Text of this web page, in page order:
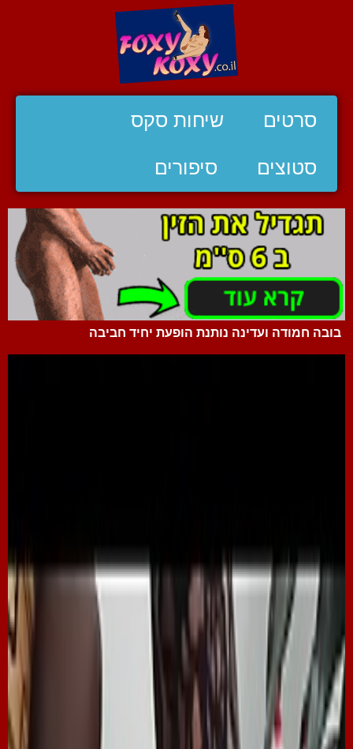
סרטים שיחות סקס
סטוצים סיפורים
בובה חמודה ועדינה נותנת הופעת יחיד חביבה